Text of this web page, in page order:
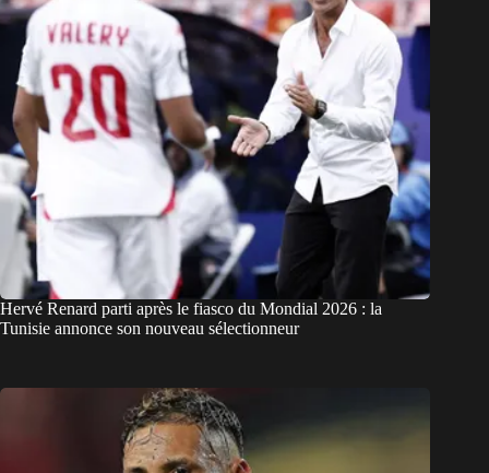
Hervé Renard parti après le fiasco du Mondial 2026 : la
Tunisie annonce son nouveau sélectionneur